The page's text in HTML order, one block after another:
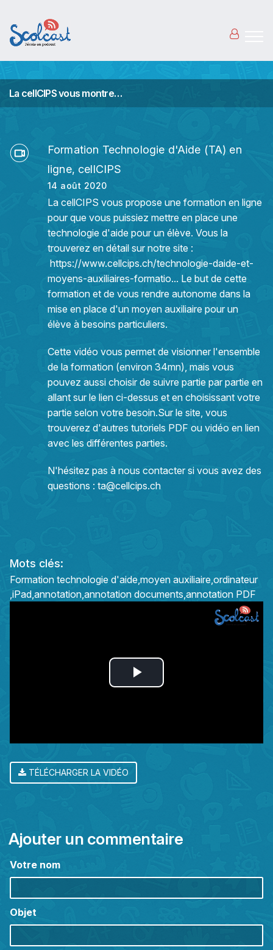
La cellCIPS vous montre…
Formation Technologie d'Aide (TA) en
ligne, cellCIPS
14 août 2020
La cellCIPS vous propose une formation en ligne
pour que vous puissiez mettre en place une
technologie d'aide pour un élève. Vous la
trouverez en détail sur notre site :
https://www.cellcips.ch/technologie-daide-et-
moyens-auxiliaires-formatio... Le but de cette
formation et de vous rendre autonome dans la
mise en place d'un moyen auxiliaire pour un
élève à besoins particuliers.
Cette vidéo vous permet de visionner l'ensemble
de la formation (environ 34mn), mais vous
pouvez aussi choisir de suivre partie par partie en
allant sur le lien ci-dessus et en choisissant votre
partie selon votre besoin.Sur le site, vous
trouverez d'autres tutoriels PDF ou vidéo en lien
avec les différentes parties.
N'hésitez pas à nous contacter si vous avez des
questions : ta@cellcips.ch
Mots clés:
Formation technologie d'aide moyen auxiliaire ordinateur
iPad annotation annotation documents annotation PDF
Play
TÉLÉCHARGER LA VIDÉO
Ajouter un commentaire
Votre nom
Objet